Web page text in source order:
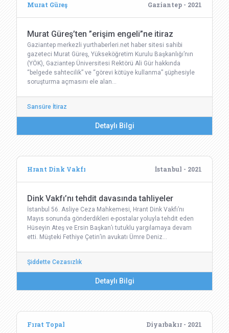
Murat Güreş Gaziantep - 2021
Murat Güreş’ten ”erişim engeli”ne itiraz
Gaziantep merkezli yurthaberleri.net haber sitesi sahibi
gazeteci Murat Güreş, Yükseköğretim Kurulu Başkanlığı’nın
(YÖK), Gaziantep Üniversitesi Rektörü Ali Gür hakkında
“belgede sahtecilik” ve “görevi kötüye kullanma” şüphesiyle
soruşturma açmasını ele alan…
Sansüre İtiraz
Detaylı Bilgi
Hrant Dink Vakfı İstanbul - 2021
Dink Vakfı’nı tehdit davasında tahliyeler
İstanbul 56. Asliye Ceza Mahkemesi, Hrant Dink Vakfı’nı
Mayıs sonunda gönderdikleri e-postalar yoluyla tehdit eden
Hüseyin Ateş ve Ersin Başkan’ı tutuklu yargılamaya devam
etti. Müşteki Fethiye Çetin’in avukatı Ümre Deniz…
Şiddette Cezasızlık
Detaylı Bilgi
Fırat Topal Diyarbakır - 2021